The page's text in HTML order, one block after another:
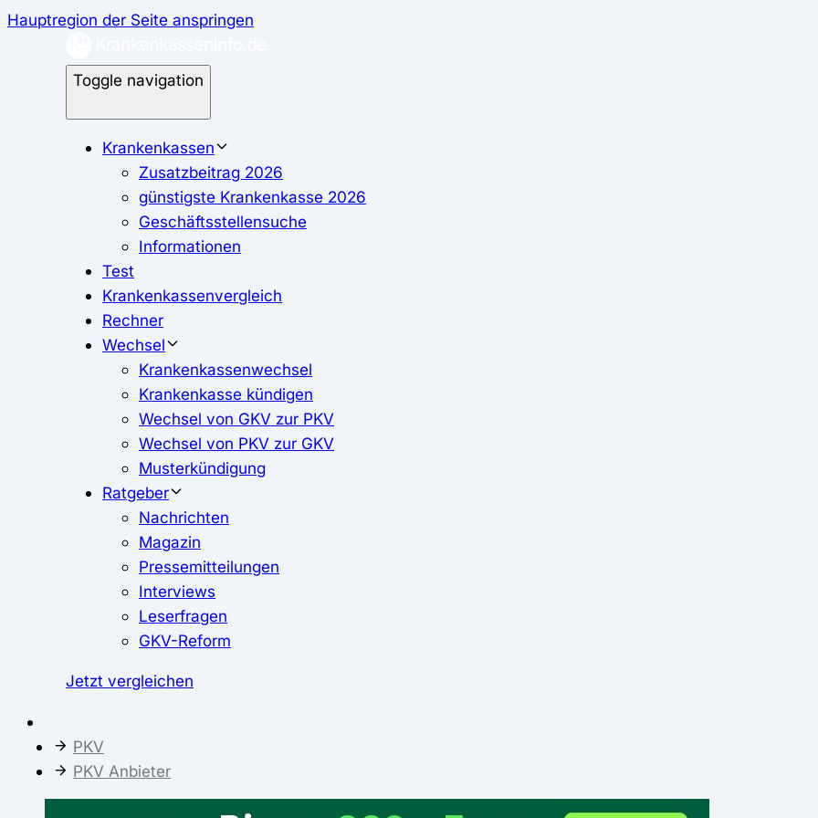
Hauptregion der Seite anspringen
Toggle navigation
Krankenkassen
Zusatzbeitrag 2026
günstigste Krankenkasse 2026
Geschäftsstellensuche
Informationen
Test
Krankenkassenvergleich
Rechner
Wechsel
Krankenkassenwechsel
Krankenkasse kündigen
Wechsel von GKV zur PKV
Wechsel von PKV zur GKV
Musterkündigung
Ratgeber
Nachrichten
Magazin
Pressemitteilungen
Interviews
Leserfragen
GKV-Reform
Jetzt vergleichen
PKV
PKV Anbieter